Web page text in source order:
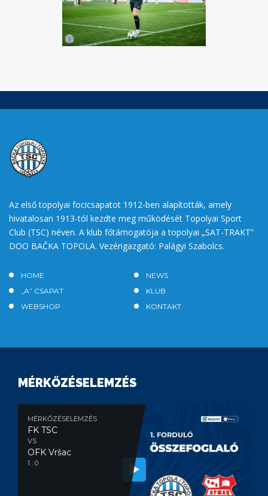
Az első topolyai focicsapatot 1912-ben alapították, amely
hivatalosan 1913-tól kezdte meg működését Topolyai Sport
Club (TSC) néven. A klub főtámogatója a topolyai „SAT-TRAKT”
DOO BAČKA TOPOLA. Vezérigazgató: Palágyi Szabolcs.
HOME
NEWS
„A” CSAPAT
KLUB
WEBSHOP
KONTAKT
MÉRKŐZÉSELEMZÉS
MÉRKŐZÉSELEMZÉS
FK TSC
VS
OFK Vršac
1 : 0